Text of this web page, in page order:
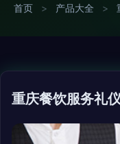
首页 > 产品大全 >
重庆餐饮服务礼